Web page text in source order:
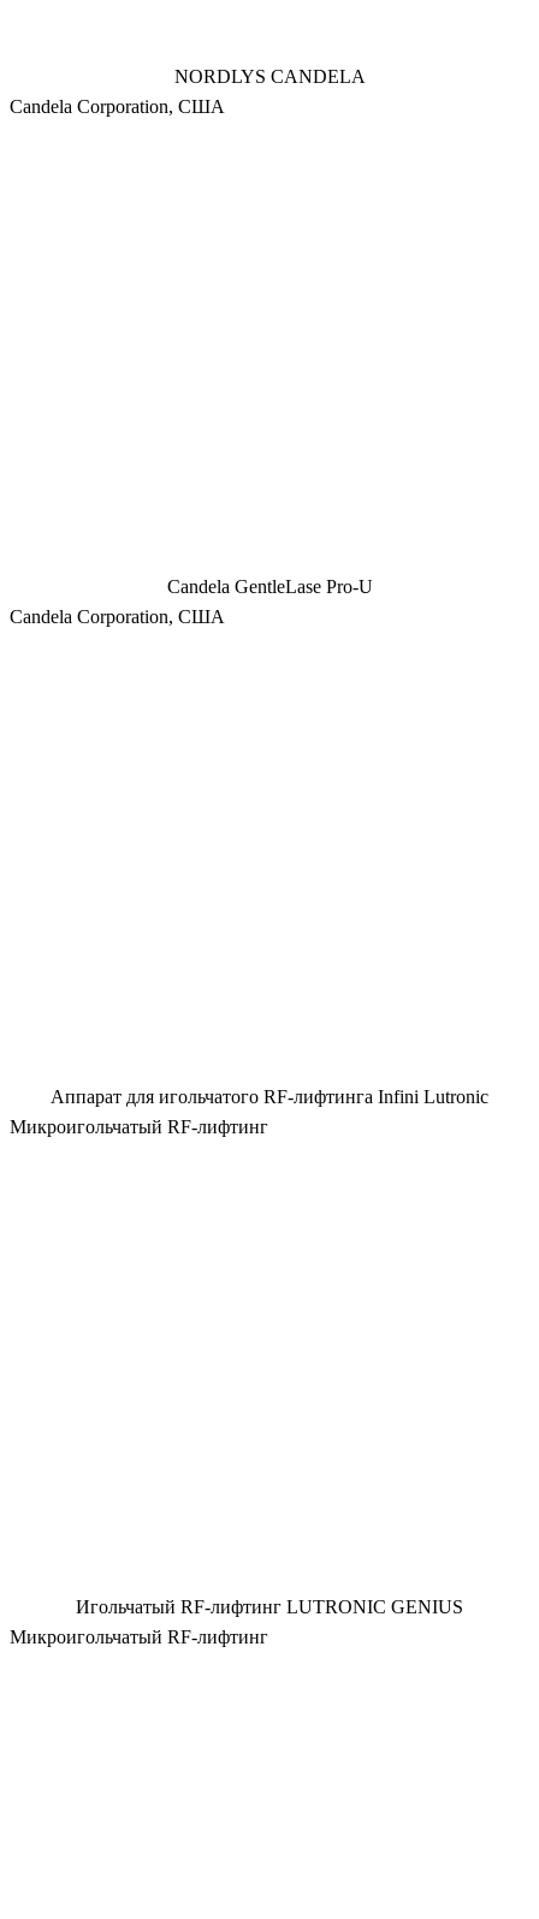
NORDLYS CANDELA
Candela Corporation, США
Candela GentleLase Pro-U
Candela Corporation, США
Аппарат для игольчатого RF-лифтинга Infini Lutronic
Микроигольчатый RF-лифтинг
Игольчатый RF-лифтинг LUTRONIC GENIUS
Микроигольчатый RF-лифтинг